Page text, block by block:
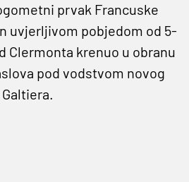
prvak Francuske
uvjerljivom pobjedom od 5-
Clermonta krenuo u obranu
pod vodstvom novog